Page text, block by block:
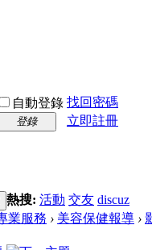
自動登錄 找回密碼
登錄
立即註冊
熱搜: 活動 交友 discuz
業服務 › 美容保健報導 ›